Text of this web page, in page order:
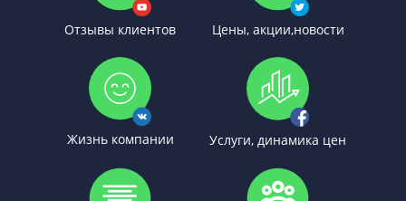
Отзывы клиентов Цены, акции,новости
Жизнь компании Услуги, динамика цен